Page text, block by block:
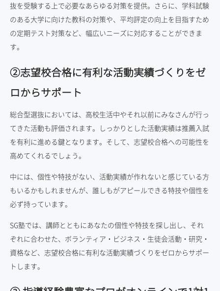
抜を受験する上で必要なあらゆる対策を提供。さらに、学科試験
のある大学に向けた教科の対策や、平均評定の向上を目指すため
の定期テスト対策など、幅広いニーズに対応することができま
す。
②志望校合格に有利な活動実績づくりをゼ
ロからサポート
総合型選抜においては、高校生活中やそれ以前にみなさんが行っ
てきた活動も評価されます。しっかりとした活動実績は推薦入試
を有利に進める鍵となります。そして、志望校合格への可能性を
高めてくれるでしょう。
中には、個性や特技がない、活動実績が作れないと感じている方
もいるかもしれませんが、誰しもがアピールできる特技や個性を
必ず持っています。
SG塾では、講師とともにあなたの個性や特技を探し出し、それ
ぞれに合わせた、ボランティア・ビジネス・生徒会活動・研究・
資格など、志望校合格に有利な活動実績づくりをゼロからサポー
トします。